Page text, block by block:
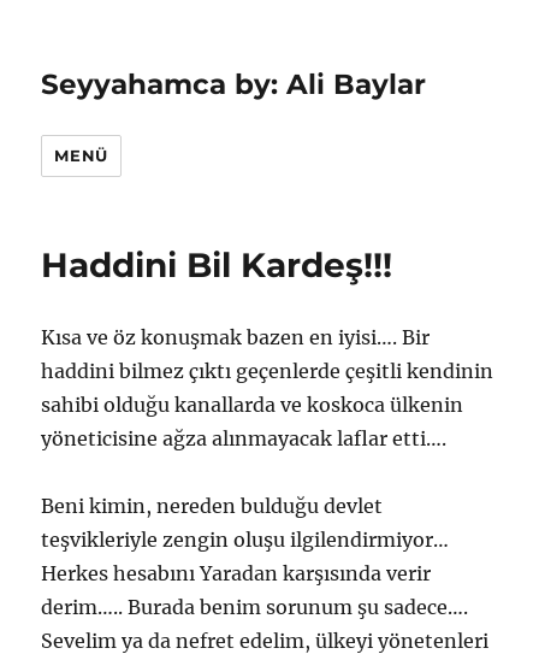
Seyyahamca by: Ali Baylar
MENÜ
Haddini Bil Kardeş!!!
Kısa ve öz konuşmak bazen en iyisi…. Bir
haddini bilmez çıktı geçenlerde çeşitli kendinin
sahibi olduğu kanallarda ve koskoca ülkenin
yöneticisine ağza alınmayacak laflar etti….
Beni kimin, nereden bulduğu devlet
teşvikleriyle zengin oluşu ilgilendirmiyor…
Herkes hesabını Yaradan karşısında verir
derim….. Burada benim sorunum şu sadece….
Sevelim ya da nefret edelim, ülkeyi yönetenleri